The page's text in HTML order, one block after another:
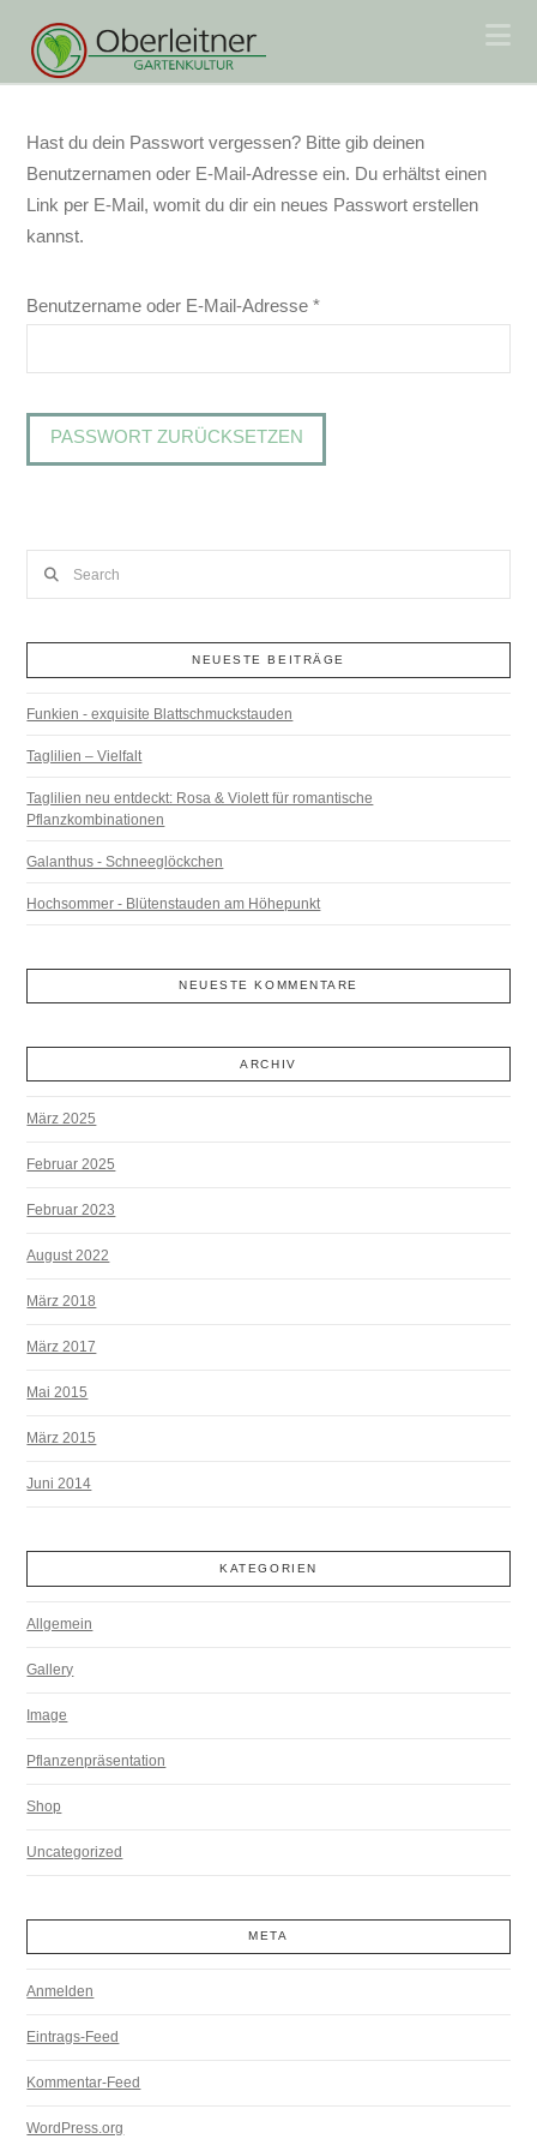
Hast du dein Passwort vergessen? Bitte gib deinen
Benutzernamen oder E-Mail-Adresse ein. Du erhältst einen
Link per E-Mail, womit du dir ein neues Passwort erstellen
kannst.
Benutzername oder E-Mail-Adresse*Erforderlich
PASSWORT ZURÜCKSETZEN
NEUESTE BEITRÄGE
Funkien - exquisite Blattschmuckstauden
Taglilien – Vielfalt
Taglilien neu entdeckt: Rosa & Violett für romantische
Pflanzkombinationen
Galanthus - Schneeglöckchen
Hochsommer - Blütenstauden am Höhepunkt
NEUESTE KOMMENTARE
ARCHIV
März 2025
Februar 2025
Februar 2023
August 2022
März 2018
März 2017
Mai 2015
März 2015
Juni 2014
KATEGORIEN
Allgemein
Gallery
Image
Pflanzenpräsentation
Shop
Uncategorized
META
Anmelden
Eintrags-Feed
Kommentar-Feed
WordPress.org